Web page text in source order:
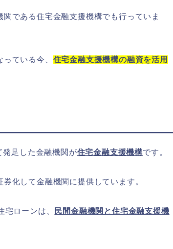
である住宅金融支援機構でも行っていま
ている今、 住宅金融支援機構の融資を活用
足した金融機関が住宅金融支援機構です。
化して金融機関に提供しています。
ローンは、
民間金融機関と住宅金融支援機